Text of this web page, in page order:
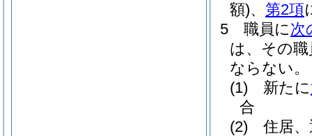
額)、 第2項
5
職員に次
は、その
ならない。
(1)
新たに
合
(2)
住居